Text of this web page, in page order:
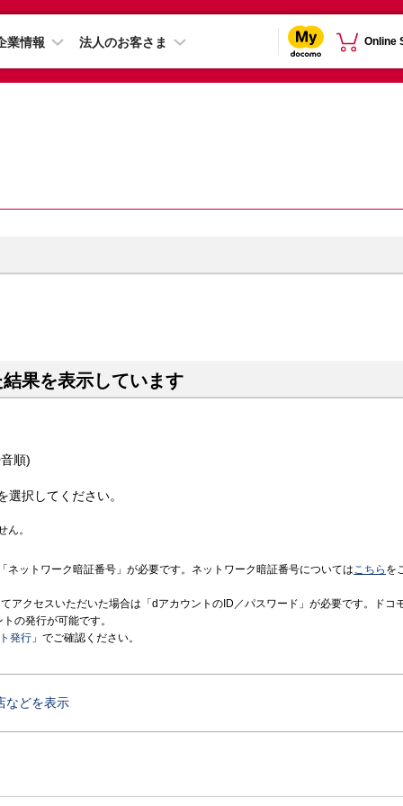
業情報 法人のお客さま Online
果を表示しています
順)
択してください。
ん。
ネットワーク暗証番号」が必要です。ネットワーク暗証番号についてはこちら を
アクセスいただいた場合は「dアカウントのID／パスワード」が必要です。ドコ
の発行が可能です。
発行 」でご確認ください。
などを表示